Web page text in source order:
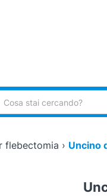
flebectomia › Uncino